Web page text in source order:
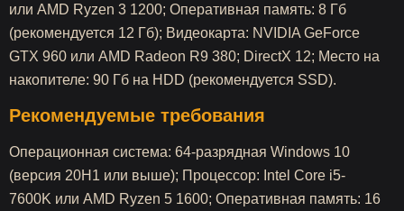
или AMD Ryzen 3 1200; Оперативная память: 8 Гб
(рекомендуется 12 Гб); Видеокарта: NVIDIA GeForce
GTX 960 или AMD Radeon R9 380; DirectX 12; Место на
накопителе: 90 Гб на HDD (рекомендуется SSD).
Рекомендуемые требования
Операционная система: 64-разрядная Windows 10
(версия 20H1 или выше); Процессор: Intel Core i5-
7600K или AMD Ryzen 5 1600; Оперативная память: 16